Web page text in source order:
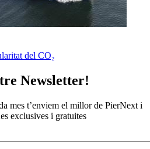
del CO₂
Newsletter!
mes t’enviem el millor de PierNext i
exclusives i gratuites